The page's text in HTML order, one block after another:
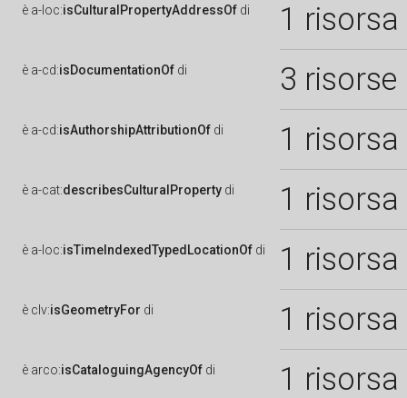
è a-loc:isCulturalPropertyAddressOf di 1 risorsa
è a-cd:isDocumentationOf di 3 risorse
è a-cd:isAuthorshipAttributionOf di 1 risorsa
è a-cat:describesCulturalProperty di 1 risorsa
è a-loc:isTimeIndexedTypedLocationOf di 1 risorsa
è clv:isGeometryFor di 1 risorsa
è arco:isCataloguingAgencyOf di 1 risorsa